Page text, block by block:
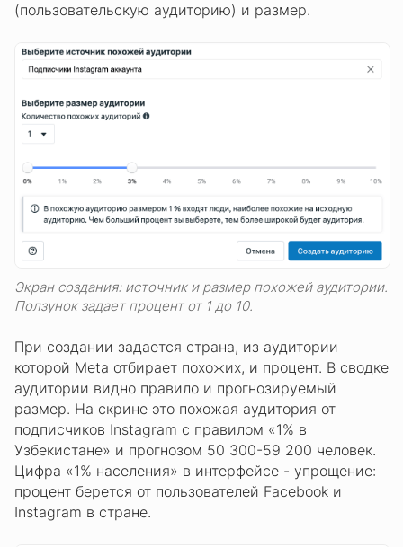
(пользовательскую аудиторию) и размер.
Экран создания: источник и размер похожей аудитории.
Ползунок задает процент от 1 до 10.
При создании задается страна, из аудитории
которой Meta отбирает похожих, и процент. В сводке
аудитории видно правило и прогнозируемый
размер. На скрине это похожая аудитория от
подписчиков Instagram с правилом «1% в
Узбекистане» и прогнозом 50 300-59 200 человек.
Цифра «1% населения» в интерфейсе - упрощение:
процент берется от пользователей Facebook и
Instagram в стране.